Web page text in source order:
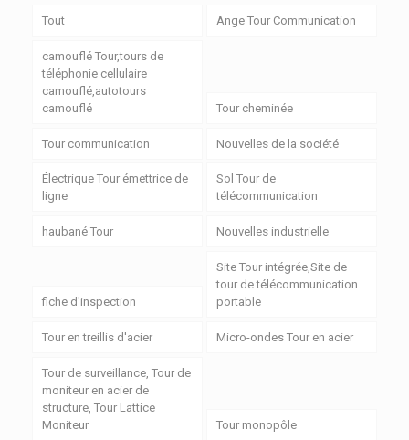
Tout Ange Tour Communication
camouflé Tour,tours de
téléphonie cellulaire
camouflé,autotours
camouflé
Tour cheminée
Tour communication Nouvelles de la société
Électrique Tour émettrice de
ligne
Sol Tour de
télécommunication
haubané Tour Nouvelles industrielle
fiche d'inspection
Site Tour intégrée,Site de
tour de télécommunication
portable
Tour en treillis d'acier Micro-ondes Tour en acier
Tour de surveillance, Tour de
moniteur en acier de
structure, Tour Lattice
Moniteur
Tour monopôle